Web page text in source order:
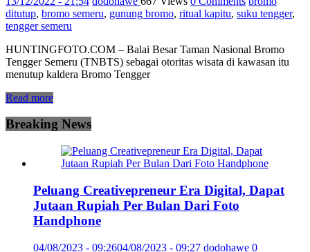
ditutup, bromo semeru, gunung bromo, ritual kapitu, suku tengger,
tengger semeru
HUNTINGFOTO.COM – Balai Besar Taman Nasional Bromo
Tengger Semeru (TNBTS) sebagai otoritas wisata di kawasan itu
menutup kaldera Bromo Tengger
Read more
Breaking News
Peluang Creativepreneur Era Digital, Dapat
Jutaan Rupiah Per Bulan Dari Foto
Handphone
04/08/2023 - 09:2604/08/2023 - 09:27 dodohawe 0